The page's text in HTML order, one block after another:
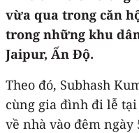
vừa qua trong căn
trong những khu
Jaipur, Ấn Độ.
Theo đó, Subhash
cùng gia đình đi lễ
về nhà vào đêm